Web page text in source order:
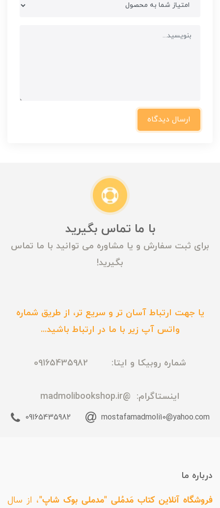
ارسال دیدگاه
با ما تماس بگیرید
برای ثبت سفارش و یا مشاوره می توانید با ما تماس
بگیرید!
یا جهت ارتباط آسان تر و سریع تر، از طریق شماره
واتس آپ زیر با ما در ارتباط باشید...
شماره روبیکا و ایتا: 09165435982
اینستاگرام: @madmolibookshop.ir
mostafamadmoli10@yahoo.com
09165435982
درباره ما
فروشگاه آنلاین کتاب مَدمُلی "مدملی بوک شاپ"، از سال